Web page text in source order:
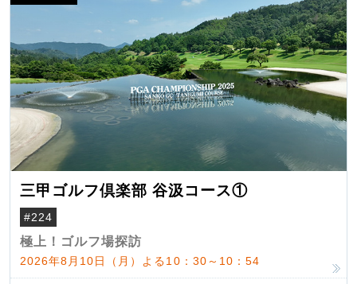
三甲ゴルフ倶楽部 谷汲コース①
#224
極上！ゴルフ場探訪
2026年8月10日（月）よる10：30～10：54